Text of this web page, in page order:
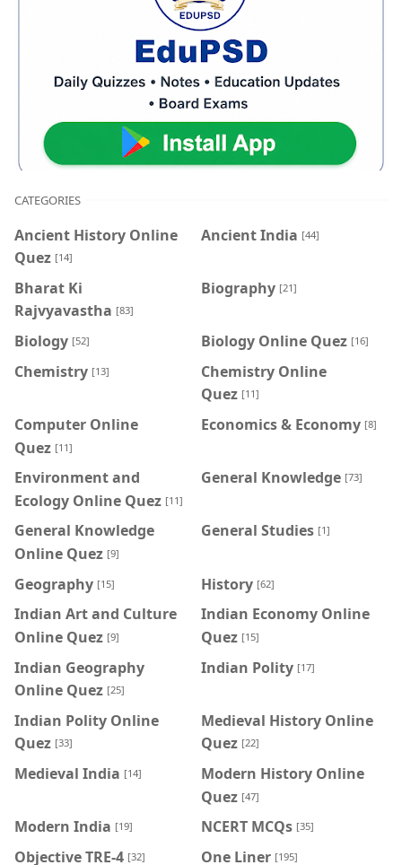
CATEGORIES
Ancient History Online
Quez [14]
Ancient India [44]
Bharat Ki
Rajvyavastha [83]
Biography [21]
Biology [52] Biology Online Quez [16]
Chemistry [13]
Chemistry Online
Quez [11]
Computer Online
Quez [11]
Economics & Economy [8]
Environment and
Ecology Online Quez [11]
General Knowledge [73]
General Knowledge
Online Quez [9]
General Studies [1]
Geography [15] History [62]
Indian Art and Culture
Online Quez [9]
Indian Economy Online
Quez [15]
Indian Geography
Online Quez [25]
Indian Polity [17]
Indian Polity Online
Quez [33]
Medieval History Online
Quez [22]
Medieval India [14]
Modern History Online
Quez [47]
Modern India [19] NCERT MCQs [35]
Objective TRE-4 [32] One Liner [195]